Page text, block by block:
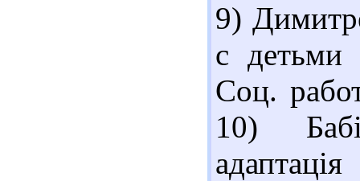
9)
с детьми
Соц.
10)